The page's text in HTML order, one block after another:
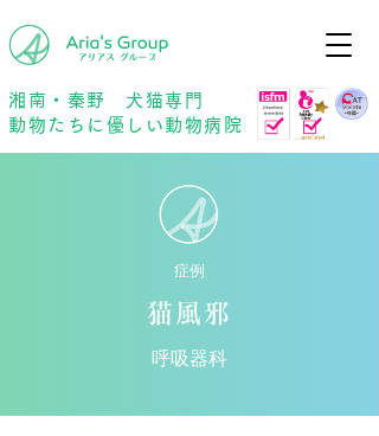
湘南・秦野 犬猫専門
動物たちに優しい動物病院
症例
猫風邪
呼吸器科